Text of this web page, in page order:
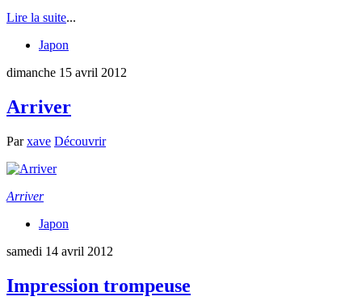
Lire la suite...
Japon
dimanche 15 avril 2012
Arriver
Parxave Découvrir
Arriver
Japon
samedi 14 avril 2012
Impression trompeuse